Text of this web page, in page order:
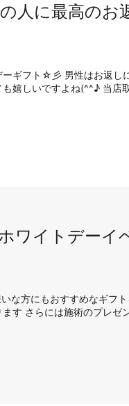
人に最高の
ギフト☆彡 男性はお返し
嬉しいですよね(^^♪ 当
ワイトデーイ
な方にもおすすめなギフ
ます さらには施術のプレ